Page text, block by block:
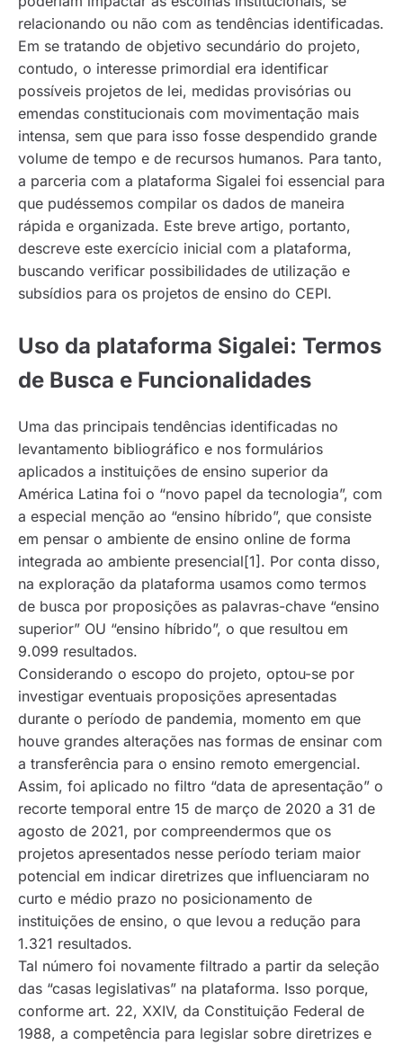
relacionando ou não com as tendências identificadas.
Em se tratando de objetivo secundário do projeto,
contudo, o interesse primordial era identificar
possíveis projetos de lei, medidas provisórias ou
emendas constitucionais com movimentação mais
intensa, sem que para isso fosse despendido grande
volume de tempo e de recursos humanos. Para tanto,
a parceria com a plataforma Sigalei foi essencial para
que pudéssemos compilar os dados de maneira
rápida e organizada. Este breve artigo, portanto,
descreve este exercício inicial com a plataforma,
buscando verificar possibilidades de utilização e
subsídios para os projetos de ensino do CEPI.
Uso da plataforma Sigalei: Termos
de Busca e Funcionalidades
Uma das principais tendências identificadas no
levantamento bibliográfico e nos formulários
aplicados a instituições de ensino superior da
América Latina foi o “novo papel da tecnologia”, com
a especial menção ao “ensino híbrido”, que consiste
em pensar o ambiente de ensino online de forma
integrada ao ambiente presencial[1]. Por conta disso,
na exploração da plataforma usamos como termos
de busca por proposições as palavras-chave “ensino
superior” OU “ensino híbrido”, o que resultou em
9.099 resultados.
Considerando o escopo do projeto, optou-se por
investigar eventuais proposições apresentadas
durante o período de pandemia, momento em que
houve grandes alterações nas formas de ensinar com
a transferência para o ensino remoto emergencial.
Assim, foi aplicado no filtro “data de apresentação” o
recorte temporal entre 15 de março de 2020 a 31 de
agosto de 2021, por compreendermos que os
projetos apresentados nesse período teriam maior
potencial em indicar diretrizes que influenciaram no
curto e médio prazo no posicionamento de
instituições de ensino, o que levou a redução para
1.321 resultados.
Tal número foi novamente filtrado a partir da seleção
das “casas legislativas” na plataforma. Isso porque,
conforme art. 22, XXIV, da Constituição Federal de
1988, a competência para legislar sobre diretrizes e